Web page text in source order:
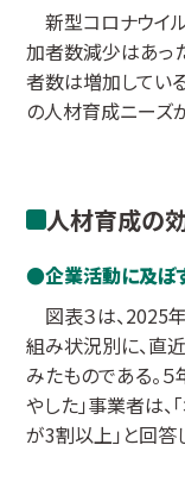
新型コロナウイ
加者数減少はあっ
者数は増加してい
の人材育成ニーズ
人材育成の
企業活動に及ぼ
図表３は、2025
組み状況別に、直
みたものである。
やした」事業者は、
が3割以上」と回答